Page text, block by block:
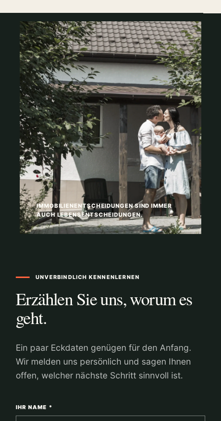
IMMOBILIENENTSCHEIDUNGEN SIND IMMER
AUCH LEBENSENTSCHEIDUNGEN.
UNVERBINDLICH KENNENLERNEN
Erzählen Sie uns, worum es
geht.
Ein paar Eckdaten genügen für den Anfang.
Wir melden uns persönlich und sagen Ihnen
offen, welcher nächste Schritt sinnvoll ist.
IHR NAME *